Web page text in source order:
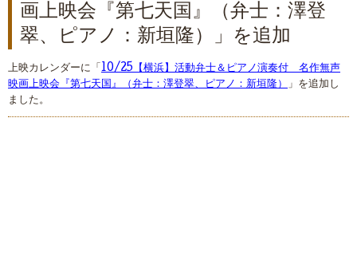
画上映会『第七天国』（弁士：澤登
翠、ピアノ：新垣隆）」を追加
上映カレンダーに「 10/25【横浜】活動弁士＆ピアノ演奏付 名作無声
映画上映会『第七天国』（弁士：澤登翠、ピアノ：新垣隆） 」を追加し
ました。